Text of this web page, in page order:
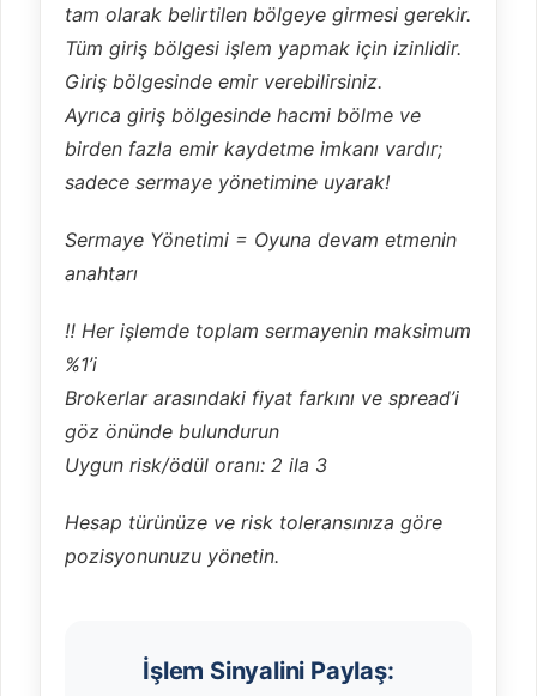
tam olarak belirtilen bölgeye girmesi gerekir.
Tüm giriş bölgesi işlem yapmak için izinlidir.
Giriş bölgesinde emir verebilirsiniz.
Ayrıca giriş bölgesinde hacmi bölme ve
birden fazla emir kaydetme imkanı vardır;
sadece sermaye yönetimine uyarak!
Sermaye Yönetimi = Oyuna devam etmenin
anahtarı
‼️ Her işlemde toplam sermayenin maksimum
%1’i
Brokerlar arasındaki fiyat farkını ve spread’i
göz önünde bulundurun
Uygun risk/ödül oranı: 2 ila 3
Hesap türünüze ve risk toleransınıza göre
pozisyonunuzu yönetin.
İşlem Sinyalini Paylaş: